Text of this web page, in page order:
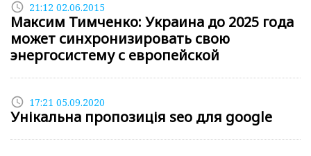
access_time 21:12 02.06.2015
Максим Тимченко: Украина до 2025 года
может синхронизировать свою
энергосистему с европейской
access_time 17:21 05.09.2020
Унікальна пропозиція seo для google